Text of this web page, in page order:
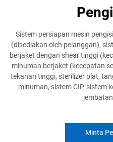
Sistem persiapan mesin
(disediakan oleh pelanggan),
berjaket dengan shear tinggi
minuman berjaket (kecepatan
tekanan tinggi, sterilizer plat,
minuman, sistem CIP, sistem
Minta